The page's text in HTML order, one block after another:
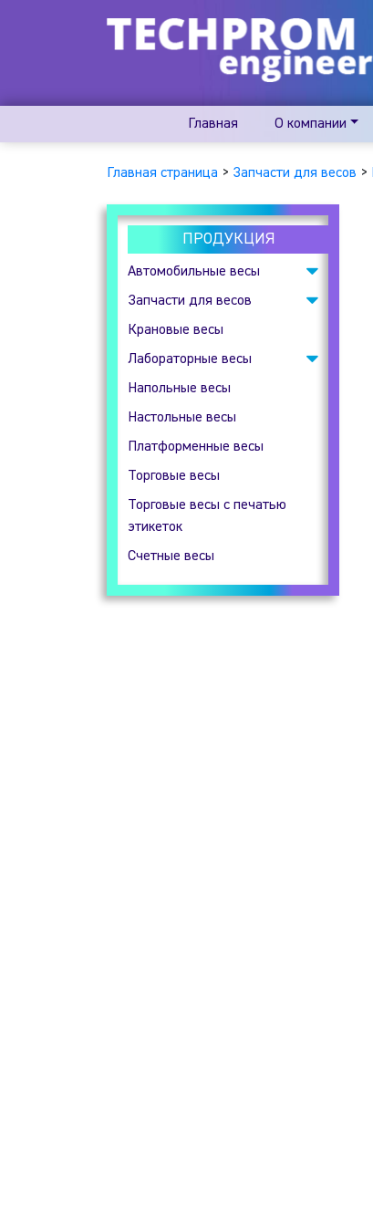
Главная О компании
Главная страница > Запчасти для весов >
ПРОДУКЦИЯ
Автомобильные весы
Подкладные
автомобильные весы
Запчасти для весов
Весовые индикаторы
Клеммные коробки
Тензодатчики
Крановые весы
Лабораторные весы
Аналитические весы
Гидростатические весы
Прецизионные весы
Технические весы
Напольные весы
Настольные весы
Платформенные весы
Торговые весы
Торговые весы с печатью
этикеток
Счетные весы